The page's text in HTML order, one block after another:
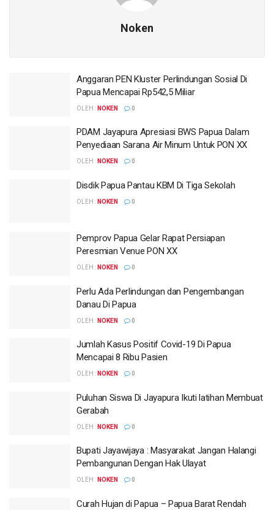
Noken
Anggaran PEN Kluster Perlindungan Sosial Di
Papua Mencapai Rp542,5 Miliar
OLEH : NOKEN 0
PDAM Jayapura Apresiasi BWS Papua Dalam
Penyediaan Sarana Air Minum Untuk PON XX
OLEH : NOKEN 0
Disdik Papua Pantau KBM Di Tiga Sekolah
OLEH : NOKEN 0
Pemprov Papua Gelar Rapat Persiapan
Peresmian Venue PON XX
OLEH : NOKEN 0
Perlu Ada Perlindungan dan Pengembangan
Danau Di Papua
OLEH : NOKEN 0
Jumlah Kasus Positif Covid-19 Di Papua
Mencapai 8 Ribu Pasien
OLEH : NOKEN 0
Puluhan Siswa Di Jayapura Ikuti latihan Membuat
Gerabah
OLEH : NOKEN 0
Bupati Jayawijaya : Masyarakat Jangan Halangi
Pembangunan Dengan Hak Ulayat
OLEH : NOKEN 0
Curah Hujan di Papua – Papua Barat Rendah